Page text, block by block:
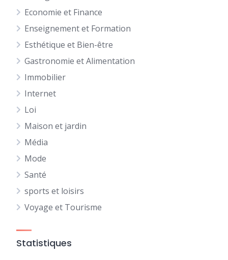
Economie et Finance
Enseignement et Formation
Esthétique et Bien-être
Gastronomie et Alimentation
Immobilier
Internet
Loi
Maison et jardin
Média
Mode
Santé
sports et loisirs
Voyage et Tourisme
Statistiques